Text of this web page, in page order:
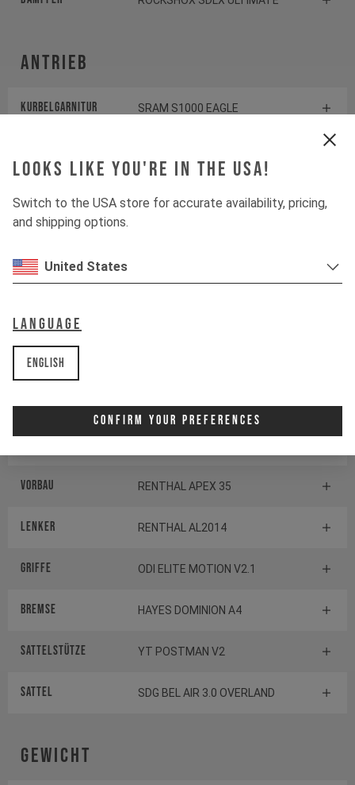
Looks like you're in the USA!
Switch to the USA store for accurate availability, pricing,
and shipping options.
United States
Language
English
Confirm Your Preferences
Antrieb
Kurbelgarnitur
SRAM S1000 EAGLE
Kassette
SRAM S1000 EAGLE
Schaltwerk
Schalthebel SRAM POD CONTROLLER
TRETLAGER
Komponenten
Vorbau RENTHAL APEX 35
Lenker RENTHAL AL2014
Griffe ODI ELITE MOTION V2.1
Bremse HAYES DOMINION A4
Sattelstütze YT POSTMAN V2
Sattel SDG BEL AIR 3.0 OVERLAND
Gewicht